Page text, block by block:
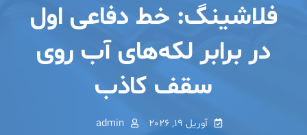
فلاشینگ: خط دفاعی اول
در برابر لکه‌های آب روی
سقف کاذب
آوریل 19, 2026 admin